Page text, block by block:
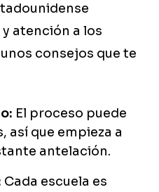
atención a los
consejos que te
El proceso puede
así que empieza a
antelación.
Cada escuela es